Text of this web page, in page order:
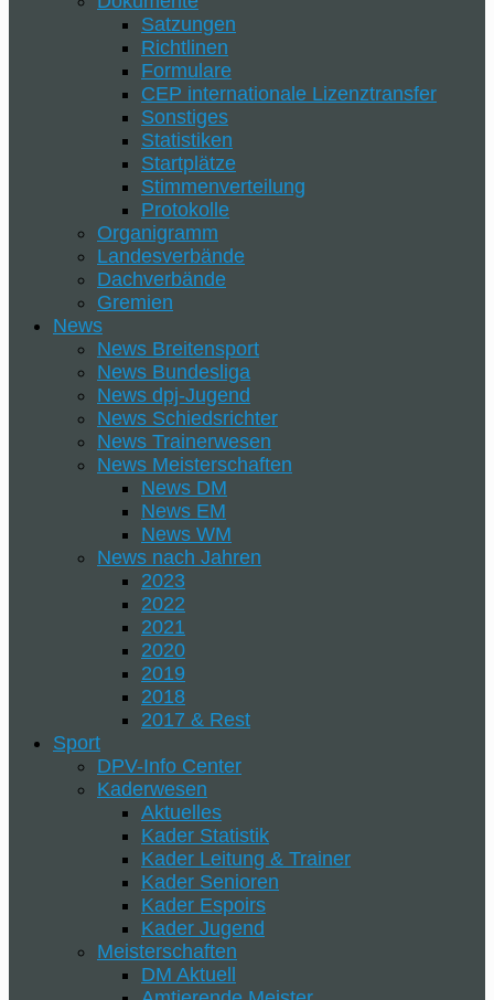
Satzungen
Richtlinen
Formulare
CEP internationale Lizenztransfer
Sonstiges
Statistiken
Startplätze
Stimmenverteilung
Protokolle
Organigramm
Landesverbände
Dachverbände
Gremien
News
News Breitensport
News Bundesliga
News dpj-Jugend
News Schiedsrichter
News Trainerwesen
News Meisterschaften
News DM
News EM
News WM
News nach Jahren
2023
2022
2021
2020
2019
2018
2017 & Rest
Sport
DPV-Info Center
Kaderwesen
Aktuelles
Kader Statistik
Kader Leitung & Trainer
Kader Senioren
Kader Espoirs
Kader Jugend
Meisterschaften
DM Aktuell